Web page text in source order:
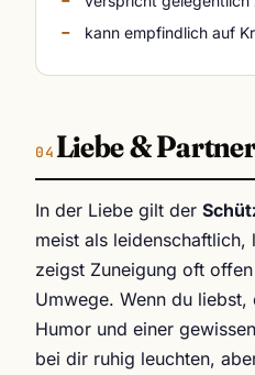
kann empfindlich auf
Liebe &
In der Liebe gilt der
meist als
zeigst Zuneigung oft
Umwege. Wenn du
Humor und einer
bei dir ruhig leuchten,